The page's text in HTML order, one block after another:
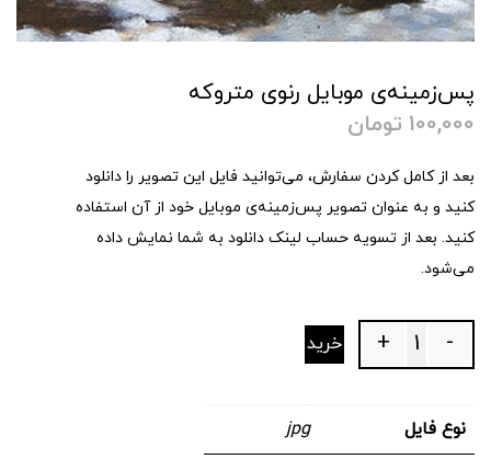
پس‌زمینه‌ی موبایل رنوی متروکه
100,000 تومان
بعد از کامل کردن سفارش، می‌توانید فایل این تصویر را دانلود
کنید و به عنوان تصویر پس‌زمینه‌ی موبایل خود از آن استفاده
کنید. بعد از تسویه حساب لینک دانلود به شما نمایش داده
می‌شود.
Quantity -
+ خرید
نوع فایل jpg